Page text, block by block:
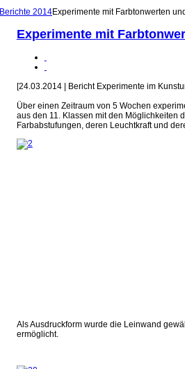
Berichte 2014Experimente mit Farbtonwerten
Experimente mit
[24.03.2014 | Bericht Experimente im
Über einen Zeitraum von 5 Wochen
aus den 11. Klassen mit den Möglichkeiten
Farbabstufungen, deren Leuchtkraft und
Als Ausdruckform wurde die Leinwand
ermöglicht.